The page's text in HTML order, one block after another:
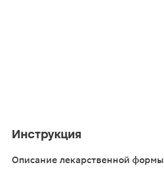
Инструкция
Описание лекарственной формы